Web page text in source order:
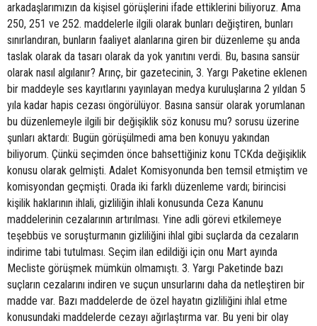
arkadaşlarımızın da kişisel görüşlerini ifade ettiklerini biliyoruz. Ama
250, 251 ve 252. maddelerle ilgili olarak bunları değiştiren, bunları
sınırlandıran, bunların faaliyet alanlarına giren bir düzenleme şu anda
taslak olarak da tasarı olarak da yok yanıtını verdi. Bu, basına sansür
olarak nasıl algılanır? Arınç, bir gazetecinin, 3. Yargı Paketine eklenen
bir maddeyle ses kayıtlarını yayınlayan medya kuruluşlarına 2 yıldan 5
yıla kadar hapis cezası öngörülüyor. Basına sansür olarak yorumlanan
bu düzenlemeyle ilgili bir değişiklik söz konusu mu? sorusu üzerine
şunları aktardı: Bugün görüşülmedi ama ben konuyu yakından
biliyorum. Çünkü seçimden önce bahsettiğiniz konu TCKda değişiklik
konusu olarak gelmişti. Adalet Komisyonunda ben temsil etmiştim ve
komisyondan geçmişti. Orada iki farklı düzenleme vardı; birincisi
kişilik haklarının ihlali, gizliliğin ihlali konusunda Ceza Kanunu
maddelerinin cezalarının artırılması. Yine adli görevi etkilemeye
teşebbüs ve soruşturmanın gizliliğini ihlal gibi suçlarda da cezaların
indirime tabi tutulması. Seçim ilan edildiği için onu Mart ayında
Mecliste görüşmek mümkün olmamıştı. 3. Yargı Paketinde bazı
suçların cezalarını indiren ve suçun unsurlarını daha da netleştiren bir
madde var. Bazı maddelerde de özel hayatın gizliliğini ihlal etme
konusundaki maddelerde cezayı ağırlaştırma var. Bu yeni bir olay